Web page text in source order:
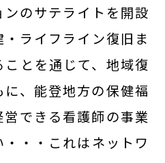
のサテライトを開設
ライフライン復旧ま
とを通じて、地域復
、能登地方の保健福
できる看護師の事業
・・これはネットワ